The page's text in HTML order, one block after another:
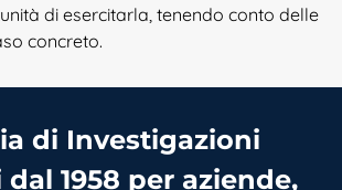
di esercitarla, tenendo conto delle
concreto.
di Investigazioni
1958 per aziende,